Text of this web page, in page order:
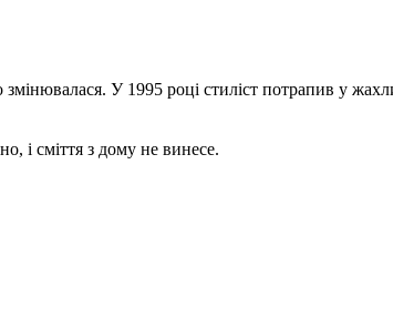
У 1995 році стиліст потрапив у
і сміття з дому не винесе.